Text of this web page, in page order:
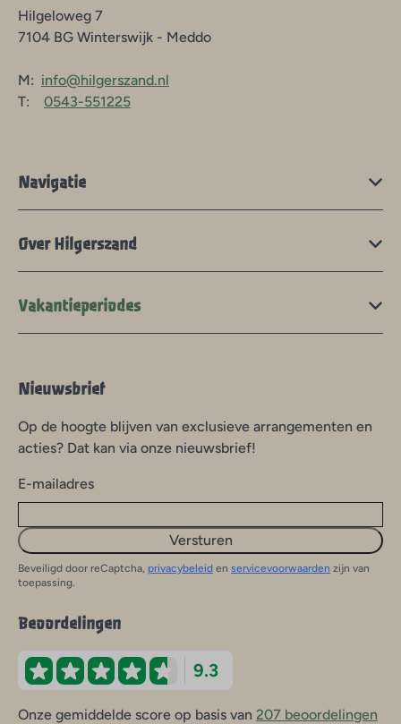
Hilgeloweg 7
7104 BG Winterswijk - Meddo
M: info@hilgerszand.nl
T: 0543-551225
Navigatie
Over Hilgerszand
Vakantieperiodes
Nieuwsbrief
Op de hoogte blijven van exclusieve arrangementen en
acties? Dat kan via onze nieuwsbrief!
E-mailadres
Versturen
Beveiligd door reCaptcha, privacybeleid en servicevoorwaarden zijn van
toepassing.
Beoordelingen
9.3
Onze gemiddelde score op basis van 207 beoordelingen